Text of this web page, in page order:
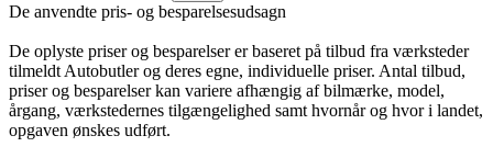
De anvendte pris- og besparelsesudsagn
De oplyste priser og besparelser er baseret på tilbud fra værksteder
tilmeldt Autobutler og deres egne, individuelle priser. Antal tilbud,
priser og besparelser kan variere afhængig af bilmærke, model,
årgang, værkstedernes tilgængelighed samt hvornår og hvor i landet,
opgaven ønskes udført.